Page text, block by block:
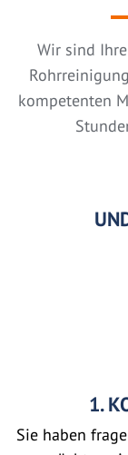
Wir sind
kompetenten
1.
Sie haben